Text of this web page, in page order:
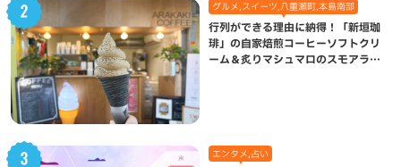
グルメ,スイーツ,八重瀬町,本島南部
行列ができる理由に納得！「新垣珈
琲」の自家焙煎コーヒーソフトクリ
ーム＆炙りマシュマロのスモアラテ
エンタメ,占い